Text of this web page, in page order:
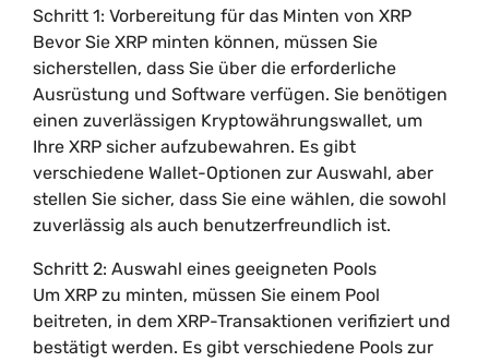
Schritt 1: Vorbereitung für das Minten von XRP
Bevor Sie XRP minten können, müssen Sie
sicherstellen, dass Sie über die erforderliche
Ausrüstung und Software verfügen. Sie benötigen
einen zuverlässigen Kryptowährungswallet, um
Ihre XRP sicher aufzubewahren. Es gibt
verschiedene Wallet-Optionen zur Auswahl, aber
stellen Sie sicher, dass Sie eine wählen, die sowohl
zuverlässig als auch benutzerfreundlich ist.
Schritt 2: Auswahl eines geeigneten Pools
Um XRP zu minten, müssen Sie einem Pool
beitreten, in dem XRP-Transaktionen verifiziert und
bestätigt werden. Es gibt verschiedene Pools zur